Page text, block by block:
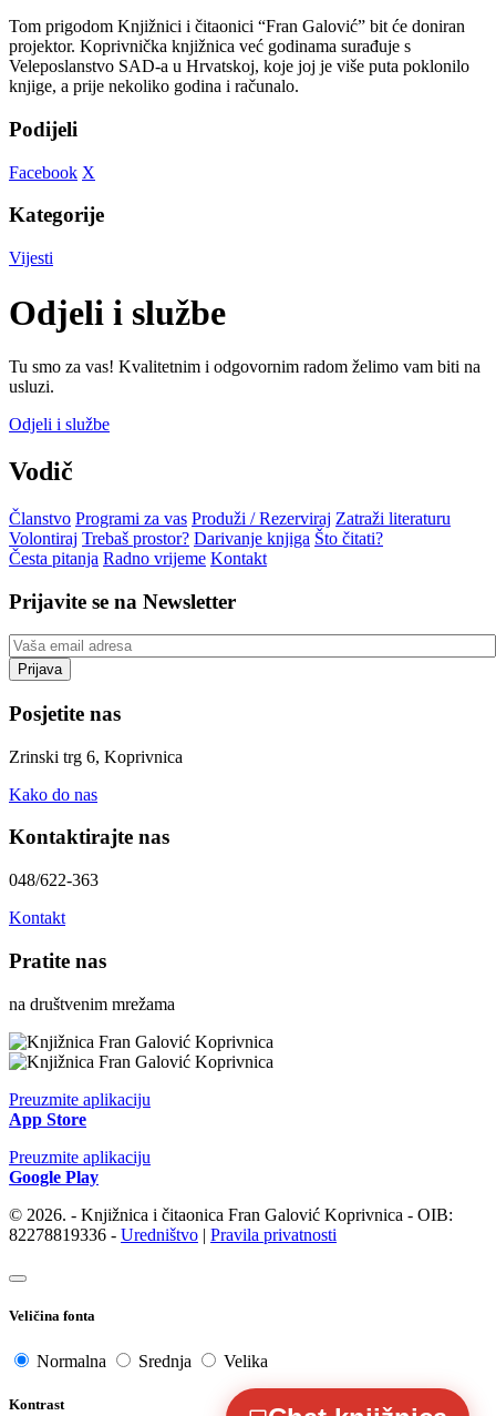
Tom prigodom Knjižnici i čitaonici “Fran Galović” bit će doniran
projektor. Koprivnička knjižnica već godinama surađuje s
Veleposlanstvo SAD-a u Hrvatskoj, koje joj je više puta poklonilo
knjige, a prije nekoliko godina i računalo.
Podijeli
Facebook X
Kategorije
Vijesti
Odjeli i službe
Tu smo za vas! Kvalitetnim i odgovornim radom želimo vam biti na
usluzi.
Odjeli i službe
Vodič
Članstvo Programi za vas Produži / Rezerviraj Zatraži literaturu
Volontiraj Trebaš prostor? Darivanje knjiga Što čitati?
Česta pitanja Radno vrijeme Kontakt
Prijavite se na Newsletter
Posjetite nas
Zrinski trg 6, Koprivnica
Kako do nas
Kontaktirajte nas
048/622-363
Kontakt
Pratite nas
na društvenim mrežama
Preuzmite aplikaciju
App Store
Preuzmite aplikaciju
Google Play
© 2026. - Knjižnica i čitaonica Fran Galović Koprivnica - OIB:
82278819336 - Uredništvo | Pravila privatnosti
Veličina fonta
Normalna Srednja Velika
Kontrast